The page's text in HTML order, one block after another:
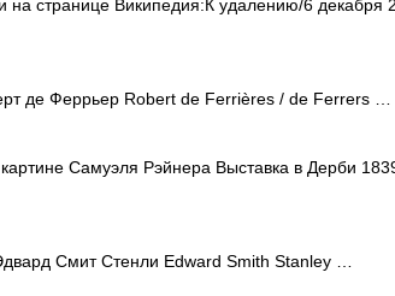
странице Википедия:К удалению/6 декабря
де Феррьер Robert de Ferrières / de Ferrers …
Самуэля Рэйнера Выставка в Дерби
Смит Стенли Edward Smith Stanley …